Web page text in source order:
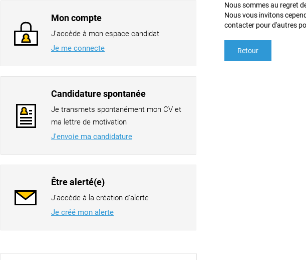
Mon compte
J'accède à mon espace candidat
Je me connecte
Candidature spontanée
Je transmets spontanément mon CV et
ma lettre de motivation
J'envoie ma candidature
Être alerté(e)
J'accède à la création d'alerte
Je créé mon alerte
Nous sommes au regret
Nous vous invitons
contacter pour d'autres
Retour